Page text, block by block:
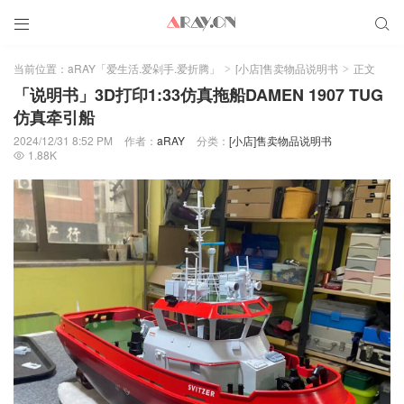
 
当前位置： aRAY「爱生活.爱剁手.爱折腾」 > [小店]售卖物品说明书 > 正文
「说明书」3D打印1:33仿真拖船DAMEN 1907 TUG
仿真牵引船
2024/12/31 8:52 PM 作者： aRAY 分类： [小店]售卖物品说明书
 1.88K